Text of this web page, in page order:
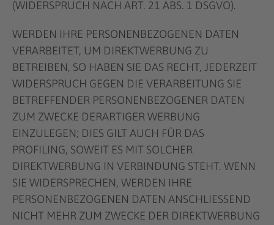
(WIDERSPRUCH NACH ART. 21 ABS. 1 DSGVO).
WERDEN IHRE PERSONENBEZOGENEN DATEN
VERARBEITET, UM DIREKTWERBUNG ZU
BETREIBEN, SO HABEN SIE DAS RECHT, JEDERZEIT
WIDERSPRUCH GEGEN DIE VERARBEITUNG SIE
BETREFFENDER PERSONENBEZOGENER DATEN
ZUM ZWECKE DERARTIGER WERBUNG
EINZULEGEN; DIES GILT AUCH FÜR DAS
PROFILING, SOWEIT ES MIT SOLCHER
DIREKTWERBUNG IN VERBINDUNG STEHT. WENN
SIE WIDERSPRECHEN, WERDEN IHRE
PERSONENBEZOGENEN DATEN ANSCHLIESSEND
NICHT MEHR ZUM ZWECKE DER DIREKTWERBUNG